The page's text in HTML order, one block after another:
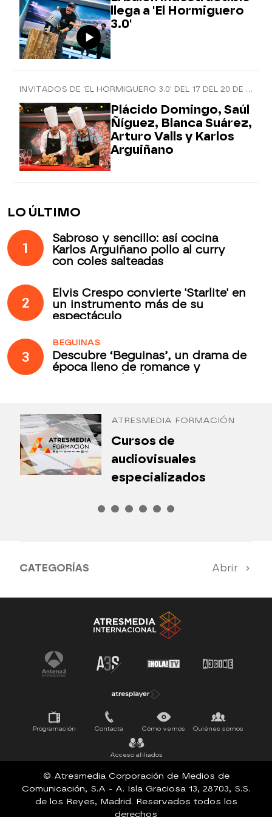
llega a 'El Hormiguero
3.0'
INVITADOS DE 'EL HORMIGUERO 3.0' DEL 17 DEL 20 DE DICIEMBRE
Plácido Domingo, Saúl
Ñíguez, Blanca Suárez,
Arturo Valls y Karlos
Arguiñano
LO ÚLTIMO
1
Sabroso y sencillo: así cocina
Karlos Arguiñano pollo al curry
con coles salteadas
2
Elvis Crespo convierte 'Starlite' en
un instrumento más de su
espectáculo
3
BEGUINAS
Descubre ‘Beguinas’, un drama de
época lleno de romance y
ATRESMEDIA FORMACIÓN
Cursos de
audiovisuales
especializados
CATEGORÍAS Abrir
Antena 3 Noticias El Hormiguero
Tu cara me suena Pasapalabra
Programación Contacta Cómo vernos Quiénes somos
Acceso afiliados
© Atresmedia Corporación de Medios de
Comunicación, S.A - A. Isla Graciosa 13, 28703, S.S.
de los Reyes, Madrid. Reservados todos los
derechos